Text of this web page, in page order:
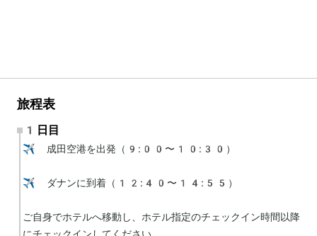
旅程表
1日目
✈️ 成田空港を出発（9:00〜10:30）
✈️ ダナンに到着（12:40〜14:55）
ご自身でホテルへ移動し、ホテル指定のチェックイン時間以降
にチェックインしてください。